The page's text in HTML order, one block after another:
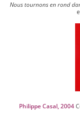
Nous tour­nons en rond
Philippe Casal,2004